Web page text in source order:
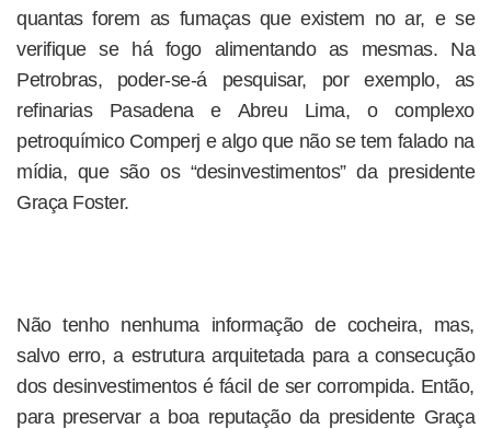
quantas forem as fumaças que existem no ar, e se
verifique se há fogo alimentando as mesmas. Na
Petrobras, poder-se-á pesquisar, por exemplo, as
refinarias Pasadena e Abreu Lima, o complexo
petroquímico Comperj e algo que não se tem falado na
mídia, que são os “desinvestimentos” da presidente
Graça Foster.
Não tenho nenhuma informação de cocheira, mas,
salvo erro, a estrutura arquitetada para a consecução
dos desinvestimentos é fácil de ser corrompida. Então,
para preservar a boa reputação da presidente Graça